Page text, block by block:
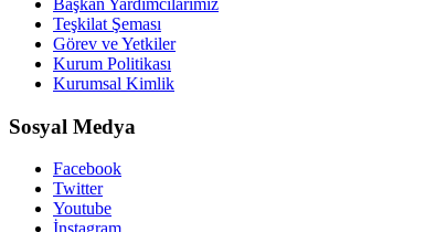
Başkan Yardımcılarımız
Teşkilat Şeması
Görev ve Yetkiler
Kurum Politikası
Kurumsal Kimlik
Sosyal Medya
Facebook
Twitter
Youtube